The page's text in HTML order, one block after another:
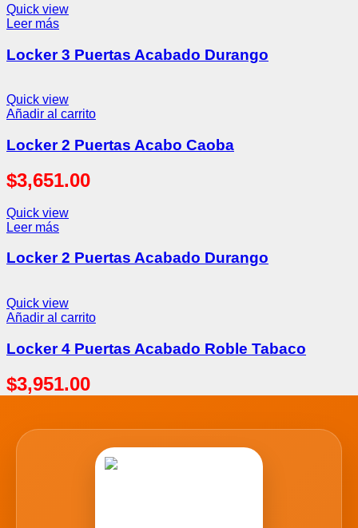
Quick view
Leer más
Locker 3 Puertas Acabado Durango
Quick view
Añadir al carrito
Locker 2 Puertas Acabo Caoba
$3,651.00
Quick view
Leer más
Locker 2 Puertas Acabado Durango
Quick view
Añadir al carrito
Locker 4 Puertas Acabado Roble Tabaco
$3,951.00